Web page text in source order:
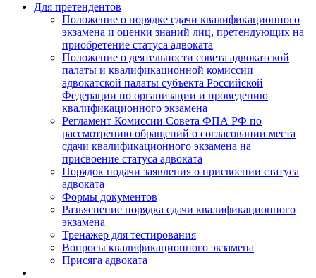
Для претендентов
Положение о порядке сдачи квалификационного
экзамена и оценки знаний лиц, претендующих на
приобретение статуса адвоката
Положение о деятельности совета адвокатской
палаты и квалификационной комиссии
адвокатской палаты субъекта Российской
Федерации по организации и проведению
квалификационного экзамена
Регламент Комиссии Совета ФПА РФ по
рассмотрению обращений о согласовании места
сдачи квалификационного экзамена на
присвоение статуса адвоката
Порядок подачи заявления о присвоении статуса
адвоката
Формы документов
Разъяснение порядка сдачи квалификационного
экзамена
Тренажер для тестирования
Вопросы квалификационного экзамена
Присяга адвоката